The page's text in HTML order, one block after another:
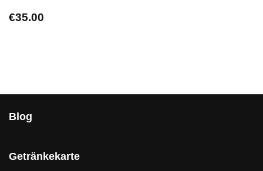
€35.00
Blog
Getränkekarte